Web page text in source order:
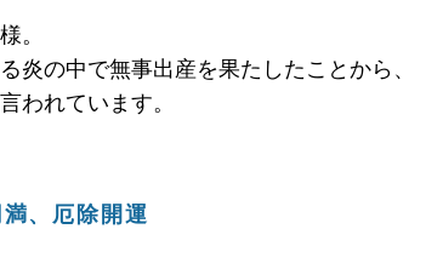
。
炎の中で無事出産を果たしたことから、
われています。
、厄除開運